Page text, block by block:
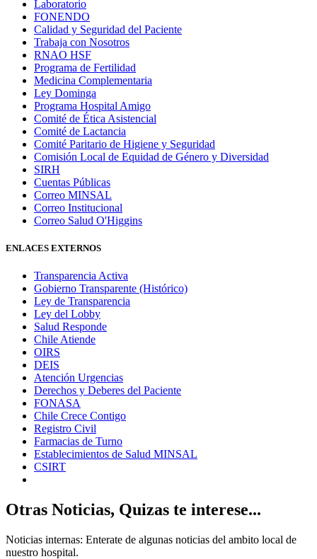
Laboratorio
FONENDO
Calidad y Seguridad del Paciente
Trabaja con Nosotros
RNAO HSF
Programa de Fertilidad
Medicina Complementaria
Ley Dominga
Programa Hospital Amigo
Comité de Ética Asistencial
Comité de Lactancia
Comité Paritario de Higiene y Seguridad
Comisión Local de Equidad de Género y Diversidad
SIRH
Cuentas Públicas
Correo MINSAL
Correo Institucional
Correo Salud O'Higgins
ENLACES EXTERNOS
Transparencia Activa
Gobierno Transparente (Histórico)
Ley de Transparencia
Ley del Lobby
Salud Responde
Chile Atiende
OIRS
DEIS
Atención Urgencias
Derechos y Deberes del Paciente
FONASA
Chile Crece Contigo
Registro Civil
Farmacias de Turno
Establecimientos de Salud MINSAL
CSIRT
Otras Noticias, Quizas te interese...
Noticias internas: Enterate de algunas noticias del ambito local de
nuestro hospital.